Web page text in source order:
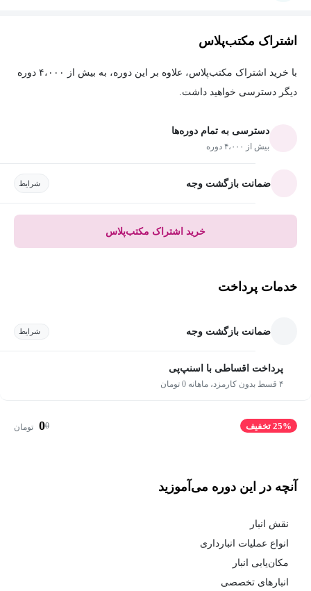
اشتراک مکتب‌پلاس
با خرید اشتراک مکتب‌پلاس، علاوه بر این دوره، به بیش از ۴،۰۰۰ دوره
دیگر دسترسی خواهید داشت.
دسترسی به تمام دوره‌ها
بیش از ۴،۰۰۰ دوره
ضمانت بازگشت وجه شرایط
خرید اشتراک مکتب‌پلاس
خدمات پرداخت
ضمانت بازگشت وجه شرایط
پرداخت اقساطی با اسنپ‌پی
۴ قسط بدون کارمزد، ماهانه 0 تومان
25% تخفیف 0
0 تومان
آنچه در این دوره می‌آموزید
نقش انبار
انواع عملیات انبارداری
مکان‌یابی انبار
انبارهای تخصصی